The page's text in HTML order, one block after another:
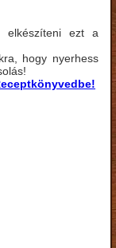
elkészíteni ezt a
hogy nyerhess